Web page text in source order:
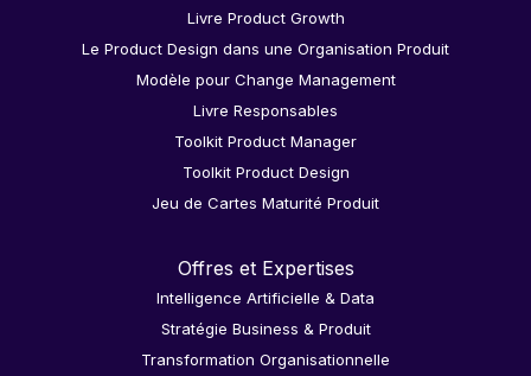
Livre Product Growth
Le Product Design dans une Organisation Produit
Modèle pour Change Management
Livre Responsables
Toolkit Product Manager
Toolkit Product Design
Jeu de Cartes Maturité Produit
Offres et Expertises
Intelligence Artificielle & Data
Stratégie Business & Produit
Transformation Organisationnelle